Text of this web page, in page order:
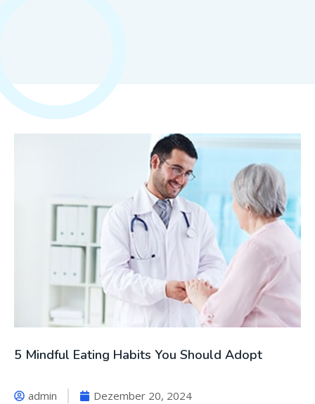
5 Mindful Eating Habits You Should Adopt
admin Dezember 20, 2024